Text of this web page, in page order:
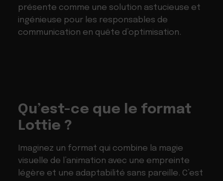
présente comme une solution astucieuse et
ingénieuse pour les responsables de
communication en quête d’optimisation.
Qu’est-ce que le format
Lottie ?
Imaginez un format qui combine la magie
visuelle de l’animation avec une empreinte
légère et une adaptabilité sans pareille. C’est